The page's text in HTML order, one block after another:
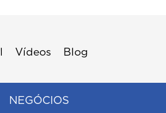
Vídeos Blog
NEGÓCIOS